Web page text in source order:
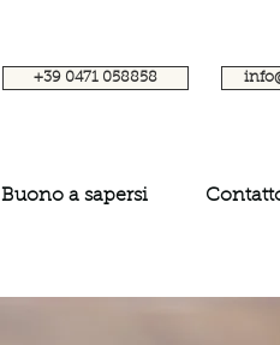
+39 0471 058858
Buono a sapersi